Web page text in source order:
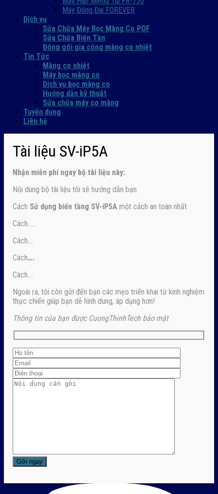
Máy Đóng Đai FOREVER
Dịch vụ
Sửa Chữa Máy Bọc Màng Co POF
Sửa Chữa Biến Tần
Đóng gói gia công màng co nhiệt
Tin Tức
Màng co nhiệt
Máy bọc màng co
Dich vụ bọc màng co
Hướng dẫn kỹ thuật
Sửa chữa máy co màng
Tuyển dụng
Liên hệ
Tài liệu SV-iP5A
Nhận miễn phí ngay bộ tài liệu này:
Nội dung bộ tài liệu tôi sẽ hướng dẫn bạn
Cách Sử dụng biến tầng SV-iP5A một cách an toàn nhất
Cách…..
Cách….
Cách….
Cách….
Ngoài ra, tôi còn gửi đến bạn các mẹo triển khai từ kinh nghiệm
thực chiến giúp bạn dễ hình dung, áp dụng hơn!
Thông tin của bạn được CuongThinhTech bảo mật